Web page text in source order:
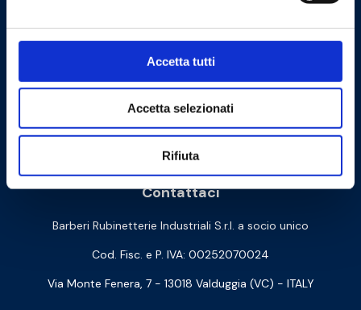
Accetta tutti
Accetta selezionati
Rifiuta
Cookie Policy Privacy Policy
Contattaci
Barberi Rubinetterie Industriali S.r.l. a socio unico
Cod. Fisc. e P. IVA: 00252070024
Via Monte Fenera, 7 - 13018 Valduggia (VC) - ITALY